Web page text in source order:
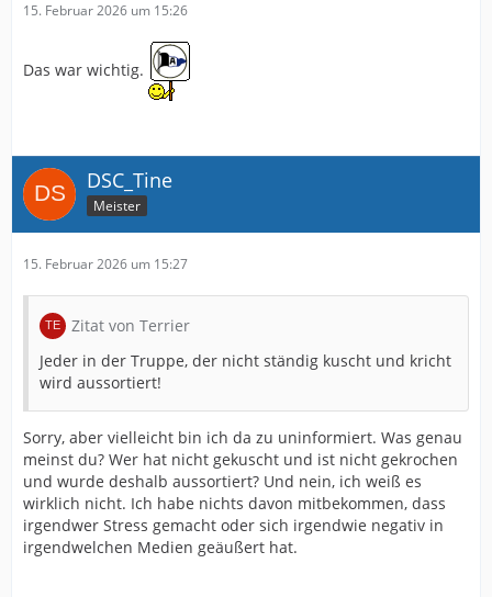
15. Februar 2026 um 15:26
Das war wichtig.
DSC_Tine
Meister
15. Februar 2026 um 15:27
Zitat von Terrier
Jeder in der Truppe, der nicht ständig kuscht und kricht
wird aussortiert!
Sorry, aber vielleicht bin ich da zu uninformiert. Was genau
meinst du? Wer hat nicht gekuscht und ist nicht gekrochen
und wurde deshalb aussortiert? Und nein, ich weiß es
wirklich nicht. Ich habe nichts davon mitbekommen, dass
irgendwer Stress gemacht oder sich irgendwie negativ in
irgendwelchen Medien geäußert hat.